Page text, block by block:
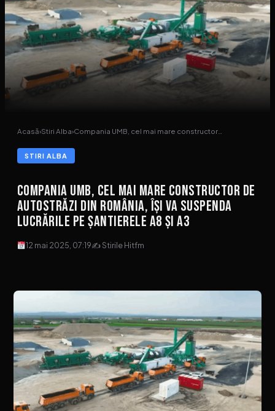
Acasă›Stiri Alba›Compania UMB, cel mai mare constructor…
STIRI ALBA
Compania UMB, cel mai mare constructor de
autostrăzi din România, își va suspenda
lucrările pe șantierele A8 și A3
12 mai 2025, 07:19✍ Stirile Hitfm